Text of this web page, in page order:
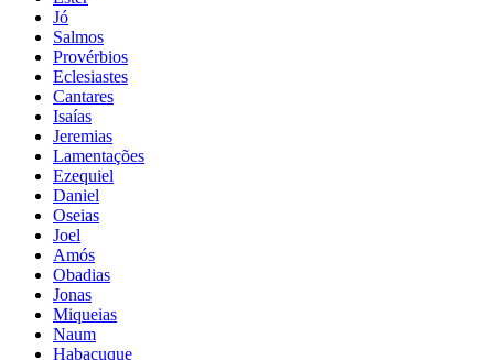
Jó
Salmos
Provérbios
Eclesiastes
Cantares
Isaías
Jeremias
Lamentações
Ezequiel
Daniel
Oseias
Joel
Amós
Obadias
Jonas
Miqueias
Naum
Habacuque